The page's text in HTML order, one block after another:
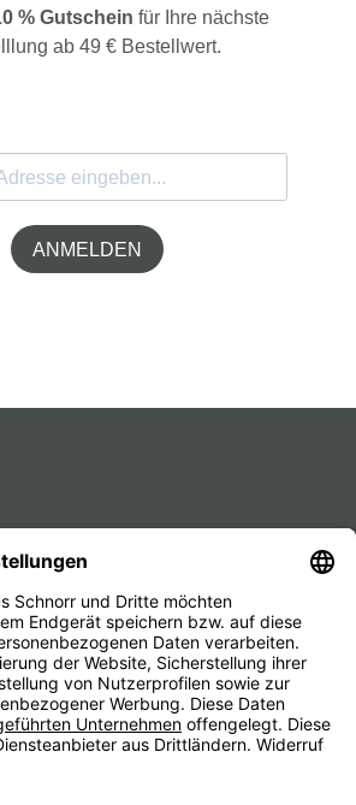
% Gutschein für Ihre nächste
ab 49 € Bestellwert.
ANMELDEN
gesetzl. Mehrwertsteuer zzgl.